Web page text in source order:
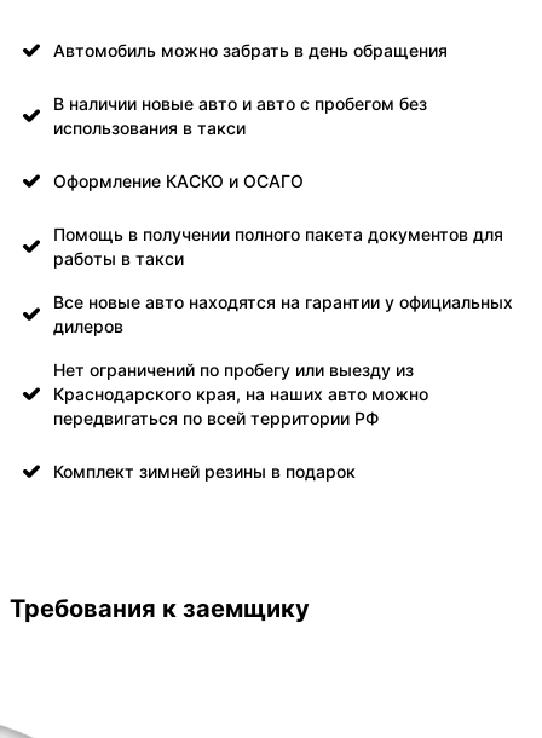
Автомобиль можно забрать в день обращения
В наличии новые авто и авто с пробегом без
использования в такси
Оформление КАСКО и ОСАГО
Помощь в получении полного пакета документов для
работы в такси
Все новые авто находятся на гарантии у официальных
дилеров
Нет ограничений по пробегу или выезду из
Краснодарского края, на наших авто можно
передвигаться по всей территории РФ
Комплект зимней резины в подарок
Требования к заемщику